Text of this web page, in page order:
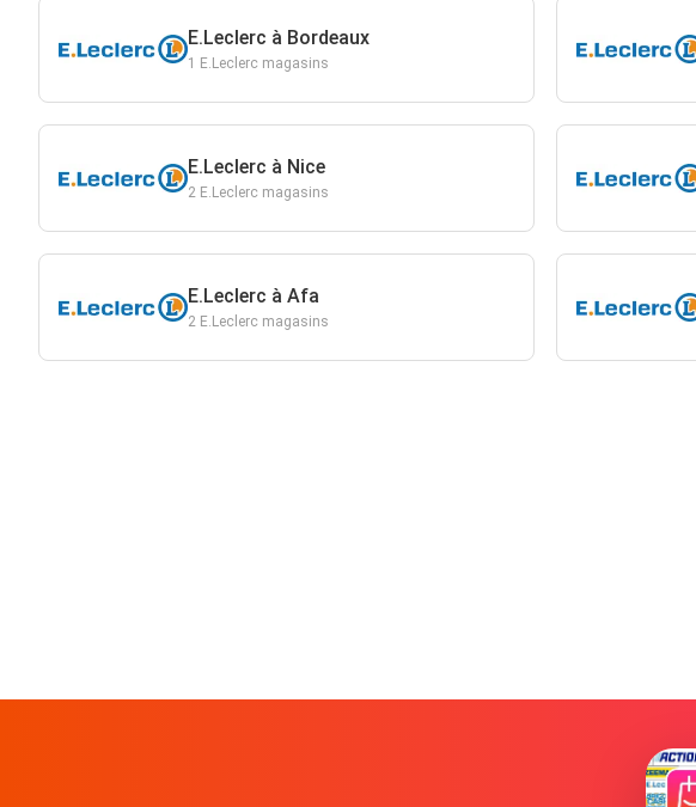
E.Leclerc à Bordeaux
1 E.Leclerc magasins
E.Leclerc à Nice
2 E.Leclerc magasins
E.Leclerc à Afa
2 E.Leclerc magasins